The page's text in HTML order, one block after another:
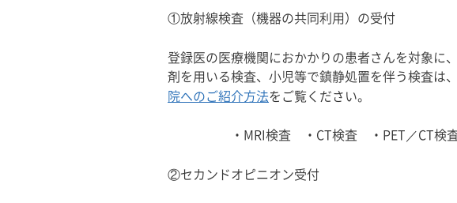
①放射線検査（機器の共同利用）の受付
登録医の医療機関におかかりの患者さんを対象に
剤を用いる検査、小児等で鎮静処置を伴う検査は
院へのご紹介方法をご覧ください。
・MRI検査 ・CT検査 ・PET／CT検査
②セカンドオピニオン受付